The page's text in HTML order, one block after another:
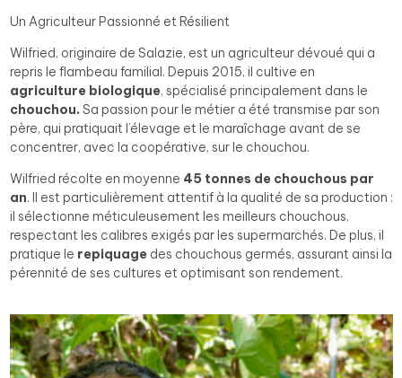
Un Agriculteur Passionné et Résilient
Wilfried, originaire de Salazie, est un agriculteur dévoué qui a
repris le flambeau familial. Depuis 2015, il cultive en
agriculture biologique, spécialisé principalement dans le
chouchou. Sa passion pour le métier a été transmise par son
père, qui pratiquait l’élevage et le maraîchage avant de se
concentrer, avec la coopérative, sur le chouchou.
Wilfried récolte en moyenne 45 tonnes de chouchous par
an. Il est particulièrement attentif à la qualité de sa production :
il sélectionne méticuleusement les meilleurs chouchous,
respectant les calibres exigés par les supermarchés. De plus, il
pratique le repiquage des chouchous germés, assurant ainsi la
pérennité de ses cultures et optimisant son rendement.